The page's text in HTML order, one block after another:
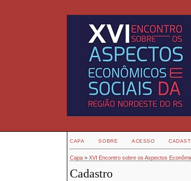
CAPA SOBRE ACESSO
Capa >XVI Encontro sobre os Aspectos
Cadastro